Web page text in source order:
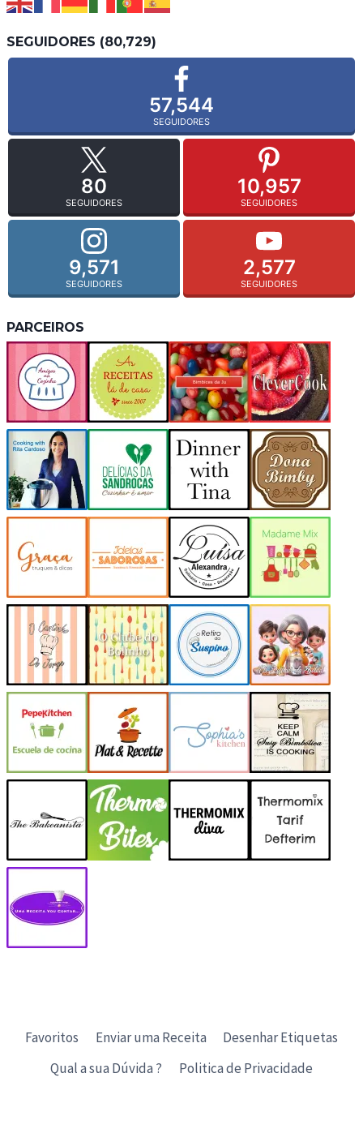
SEGUIDORES (80,729)
57,544
SEGUIDORES
80
SEGUIDORES
10,957
SEGUIDORES
9,571
SEGUIDORES
2,577
SEGUIDORES
PARCEIROS
Favoritos Enviar uma Receita
Desenhar Etiquetas
Qual a sua Dúvida ?
Politica de Privacidade